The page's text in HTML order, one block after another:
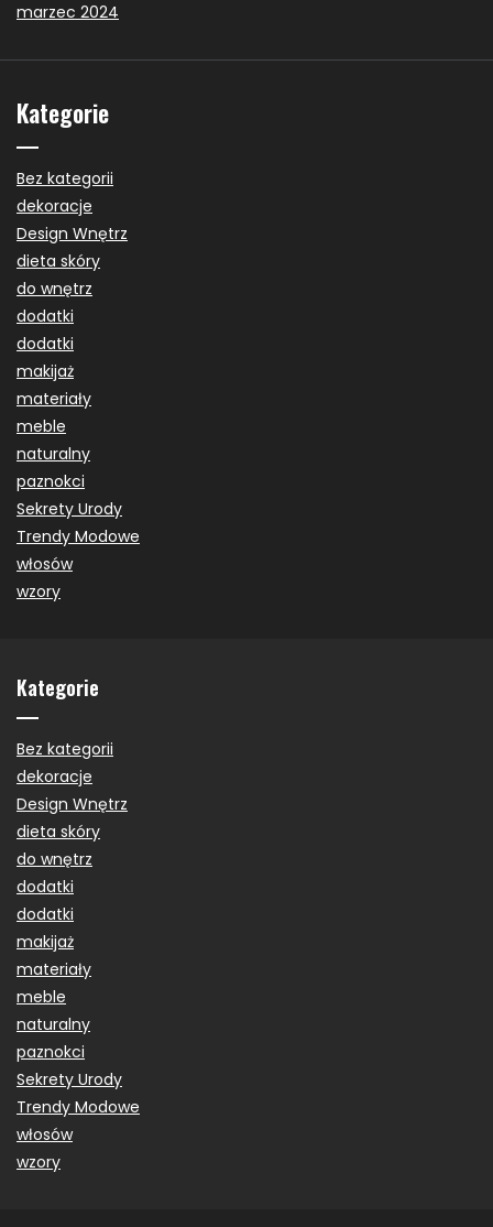
marzec 2024
Kategorie
Bez kategorii
dekoracje
Design Wnętrz
dieta skóry
do wnętrz
dodatki
dodatki
makijaż
materiały
meble
naturalny
paznokci
Sekrety Urody
Trendy Modowe
włosów
wzory
Kategorie
Bez kategorii
dekoracje
Design Wnętrz
dieta skóry
do wnętrz
dodatki
dodatki
makijaż
materiały
meble
naturalny
paznokci
Sekrety Urody
Trendy Modowe
włosów
wzory